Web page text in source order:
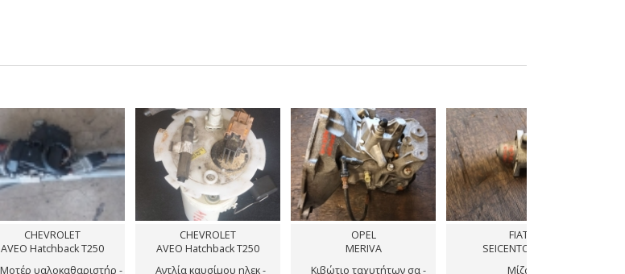
-
AVEO Hatchback T250
Αντλία καυσίμου ηλεκ -
Κιβώτιο ταχυτήτων σα -
Μίζα